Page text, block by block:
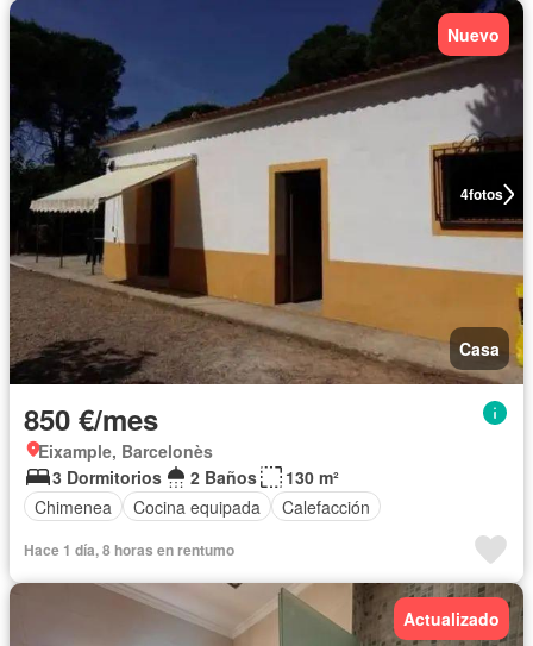
4fotos
Nuevo
Casa
850 €/mes
Eixample, Barcelonès
3 Dormitorios
2 Baños
130 m²
Chimenea
Cocina equipada Calefacción
Hace 1 día, 8 horas en rentumo
Actualizado